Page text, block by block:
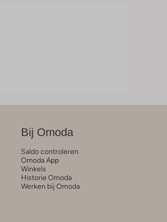
Bij Omoda
Saldo controleren
Omoda App
Winkels
Historie Omoda
Werken bij Omoda